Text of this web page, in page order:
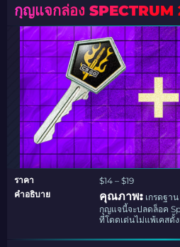
กุญแจกล่อง SPECTRUM
ราคา
$14 – $19
คำอธิบาย
คุณภาพ: เกรดฐาน
กุญแจนี้จะปลดล็อค
ที่โดดเด่นไม่แพ้เคสดั้ง